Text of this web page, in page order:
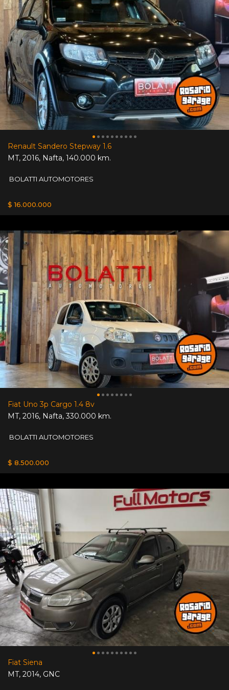
Renault Sandero Stepway 1.6
MT, 2016, Nafta, 140.000 km.
BOLATTI AUTOMOTORES
$ 16.000.000
Fiat Uno 3p Cargo 1.4 8v
MT, 2016, Nafta,330.000 km.
BOLATTI AUTOMOTORES
$ 8.500.000
Fiat Siena
MT, 2014, GNC